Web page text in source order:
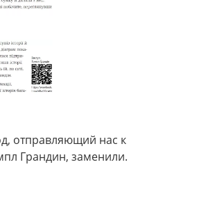
отправляющий нас к
Грандин, заменили.